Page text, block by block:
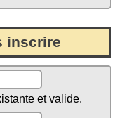
inscrire
et valide.